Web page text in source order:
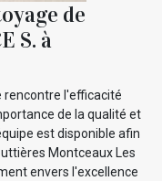
de
S. à
rencontre l'efficacité
de la qualité et
est disponible afin
Montceaux Les
envers l'excellence